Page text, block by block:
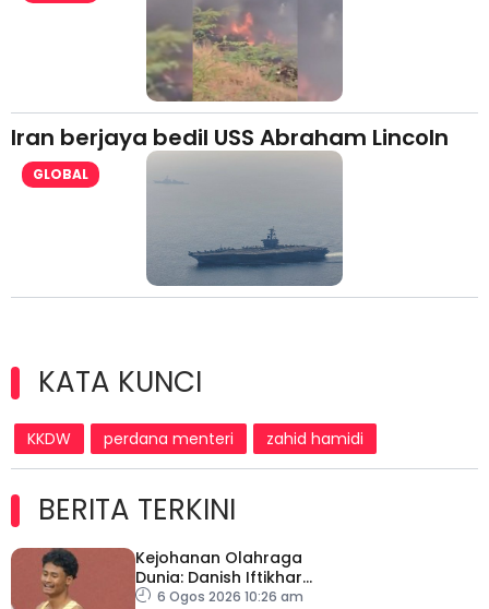
Iran berjaya bedil USS Abraham Lincoln
GLOBAL
KATA KUNCI
KKDW perdana menteri zahid hamidi
BERITA TERKINI
Kejohanan Olahraga
Dunia: Danish Iftikhar
cipta sejarah mara ke
6 Ogos 2026 10:26 am